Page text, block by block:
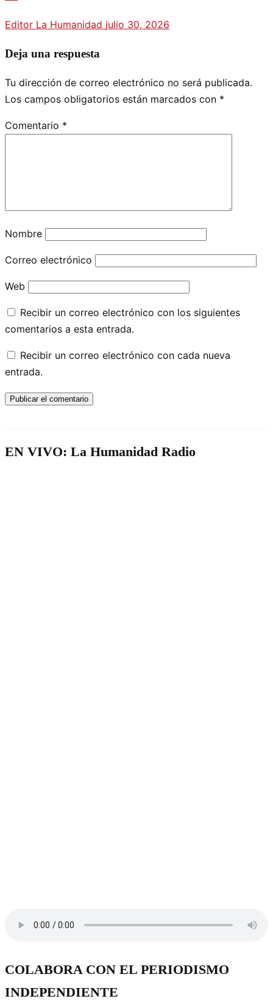
Editor La Humanidad julio 30, 2026
Deja una respuesta
Tu dirección de correo electrónico no será publicada.
Los campos obligatorios están marcados con *
Comentario *
Nombre
Correo electrónico
Web
Recibir un correo electrónico con los siguientes
comentarios a esta entrada.
Recibir un correo electrónico con cada nueva
entrada.
EN VIVO: La Humanidad Radio
COLABORA CON EL PERIODISMO
INDEPENDIENTE